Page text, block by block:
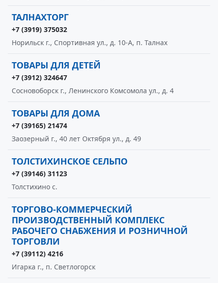
ТАЛНАХТОРГ
+7 (3919) 375032
Норильск г., Спортивная ул., д. 10-А, п. Талнах
ТОВАРЫ ДЛЯ ДЕТЕЙ
+7 (3912) 324647
Сосновоборск г., Ленинского Комсомола ул., д. 4
ТОВАРЫ ДЛЯ ДОМА
+7 (39165) 21474
Заозерный г., 40 лет Октября ул., д. 49
ТОЛСТИХИНСКОЕ СЕЛЬПО
+7 (39146) 31123
Толстихино с.
ТОРГОВО-КОММЕРЧЕСКИЙ
ПРОИЗВОДСТВЕННЫЙ КОМПЛЕКС
РАБОЧЕГО СНАБЖЕНИЯ И РОЗНИЧНОЙ
ТОРГОВЛИ
+7 (39112) 4216
Игарка г., п. Светлогорск